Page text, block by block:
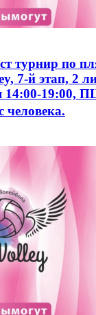
турнир по
7-й этап, 2
14:00-19:00,
человека.